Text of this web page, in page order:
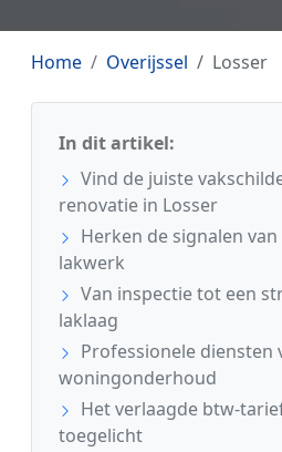
Home Overijssel Losser
In dit artikel:
Vind de juiste
renovatie in Losser
Herken de signalen
lakwerk
Van inspectie tot een
laklaag
Professionele diensten
woningonderhoud
Het verlaagde btw-
toegelicht